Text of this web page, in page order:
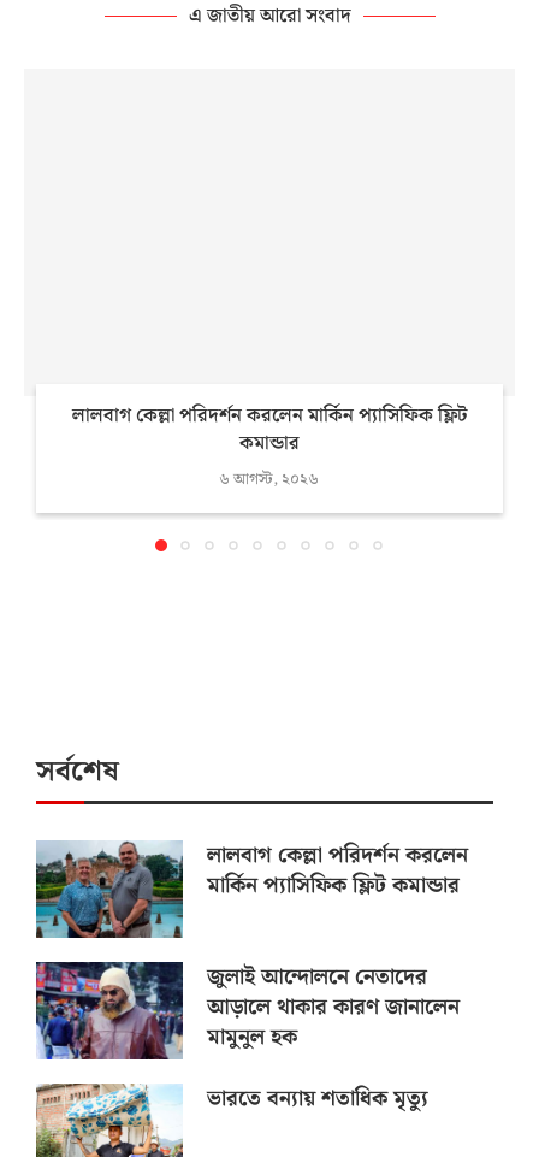
এ জাতীয় আরো সংবাদ
লালবাগ কেল্লা পরিদর্শন করলেন মার্কিন প্যাসিফিক ফ্লিট
কমান্ডার
৬ আগস্ট, ২০২৬
সর্বশেষ
লালবাগ কেল্লা পরিদর্শন করলেন
মার্কিন প্যাসিফিক ফ্লিট কমান্ডার
জুলাই আন্দোলনে নেতাদের
আড়ালে থাকার কারণ জানালেন
মামুনুল হক
ভারতে বন্যায় শতাধিক মৃত্যু